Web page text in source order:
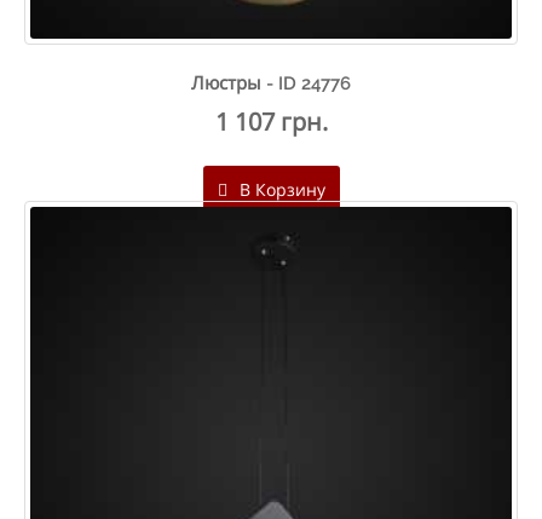
Люстры - ID 24776
1 107 грн.
В Корзину